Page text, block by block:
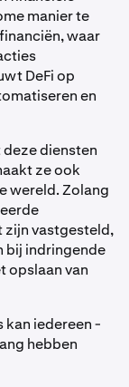
manier te
waar
DeFi op
en
diensten
ze ook
wereld. Zolang
zijn vastgesteld,
bij indringende
opslaan van
iedereen -
hebben